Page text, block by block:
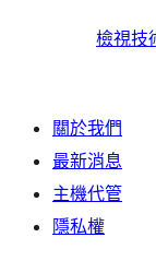
檢視技
關於我們
最新消息
主機代管
隱私權